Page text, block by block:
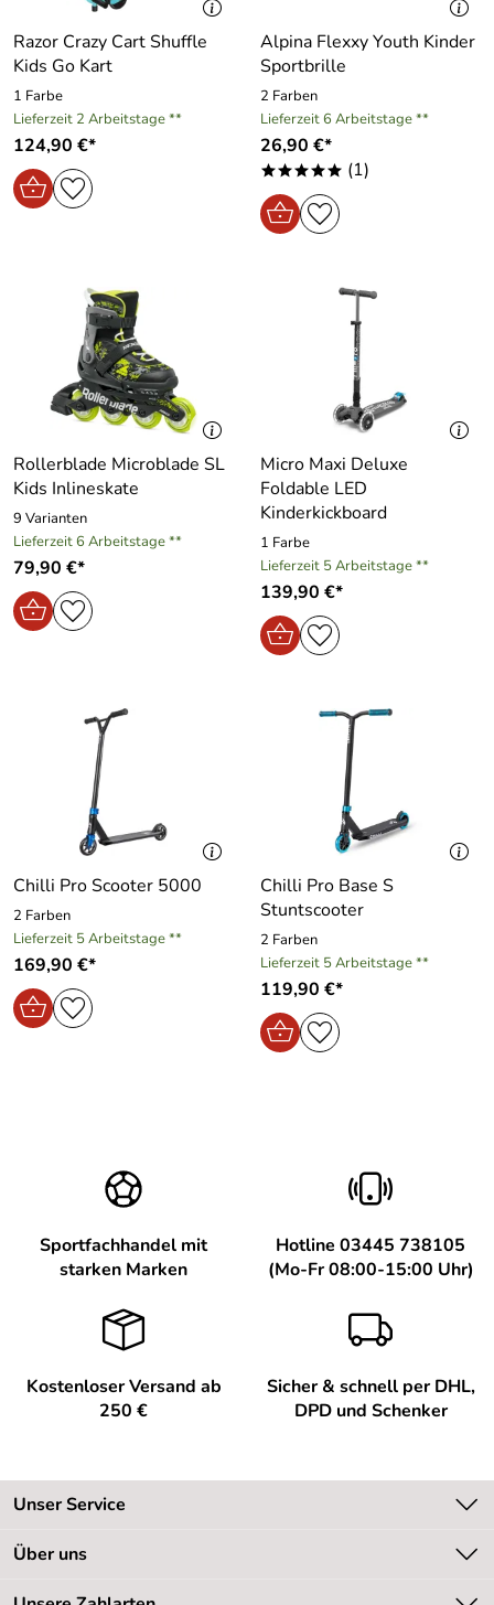
Razor Crazy Cart Shuffle
Kids Go Kart
1 Farbe
Lieferzeit 2 Arbeitstage **
124,90 €*
Alpina Flexxy Youth Kinder
Sportbrille
2 Farben
Lieferzeit 6 Arbeitstage **
26,90 €*
***** (1)
Rollerblade Microblade SL
Kids Inlineskate
9 Varianten
Lieferzeit 6 Arbeitstage **
79,90 €*
Micro Maxi Deluxe
Foldable LED
Kinderkickboard
1 Farbe
Lieferzeit 5 Arbeitstage **
139,90 €*
Chilli Pro Scooter 5000
2 Farben
Lieferzeit 5 Arbeitstage **
169,90 €*
Chilli Pro Base S
Stuntscooter
2 Farben
Lieferzeit 5 Arbeitstage **
119,90 €*
Sportfachhandel mit
starken Marken
Hotline 03445 738105
(Mo-Fr 08:00-15:00 Uhr)
Kostenloser Versand ab
250 €
Sicher & schnell per DHL,
DPD und Schenker
Unser Service
Kontakt
Über uns
Unsere Bestseller